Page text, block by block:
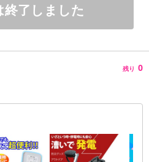
終了しました
残り 0